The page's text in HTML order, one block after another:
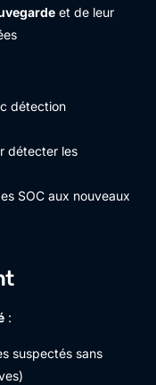
et de leur
détection
détecter les
SOC aux nouveaux
:
suspectés sans